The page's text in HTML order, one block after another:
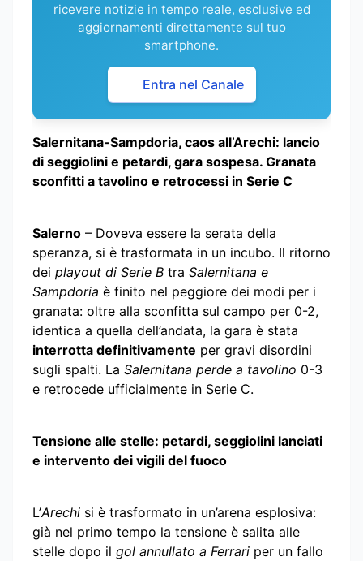
ricevere notizie in tempo reale, esclusive ed
aggiornamenti direttamente sul tuo
smartphone.
Entra nel Canale
Salernitana-Sampdoria, caos all’Arechi: lancio
di seggiolini e petardi, gara sospesa. Granata
sconfitti a tavolino e retrocessi in Serie C
Salerno – Doveva essere la serata della
speranza, si è trasformata in un incubo. Il ritorno
dei playout di Serie B tra Salernitana e
Sampdoria è finito nel peggiore dei modi per i
granata: oltre alla sconfitta sul campo per 0-2,
identica a quella dell’andata, la gara è stata
interrotta definitivamente per gravi disordini
sugli spalti. La Salernitana perde a tavolino 0-3
e retrocede ufficialmente in Serie C.
Tensione alle stelle: petardi, seggiolini lanciati
e intervento dei vigili del fuoco
L’Arechi si è trasformato in un’arena esplosiva:
già nel primo tempo la tensione è salita alle
stelle dopo il gol annullato a Ferrari per un fallo